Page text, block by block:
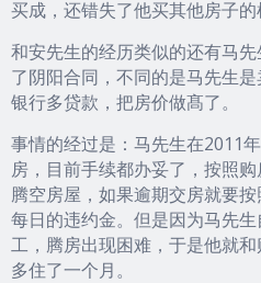
买成，还错失了他买其他房子的
和安先生的经历类似的还有马
了阴阳合同，不同的是马先生
银行多贷款，把房价做髙了。
事情的经过是：马先生在2011
房，目前手续都办妥了，按照
腾空房屋，如果逾期交房就要
每日的违约金。但是因为马先
工，腾房出现困难，于是他就
多住了一个月。